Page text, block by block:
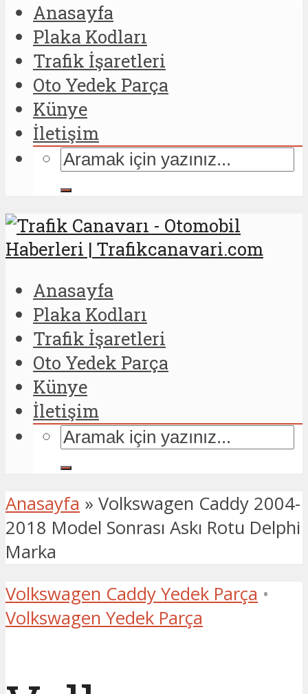
Anasayfa
Plaka Kodları
Trafik İşaretleri
Oto Yedek Parça
Künye
İletişim
Anasayfa
Plaka Kodları
Trafik İşaretleri
Oto Yedek Parça
Künye
İletişim
Anasayfa » Volkswagen Caddy 2004-
2018 Model Sonrası Askı Rotu Delphi
Marka
Volkswagen Caddy Yedek Parça •
Volkswagen Yedek Parça